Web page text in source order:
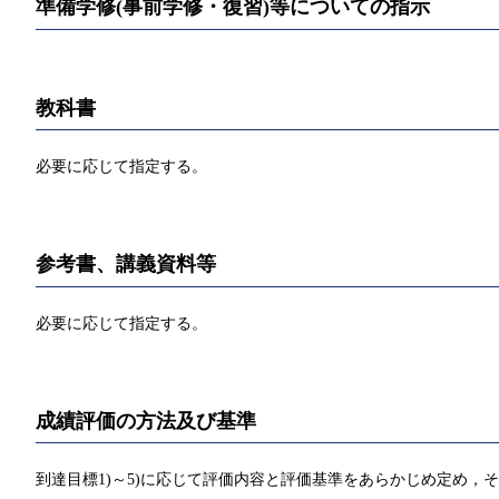
準備学修(事前学修・復習)等についての指示
教科書
必要に応じて指定する。
参考書、講義資料等
必要に応じて指定する。
成績評価の方法及び基準
到達目標1)～5)に応じて評価内容と評価基準をあらかじめ定め，